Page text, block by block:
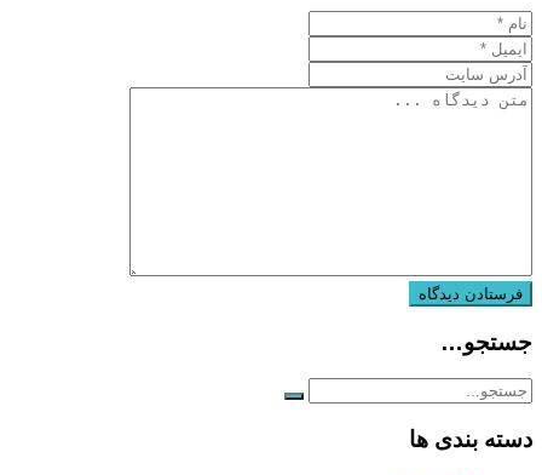
جستجو…
دسته بندی ها